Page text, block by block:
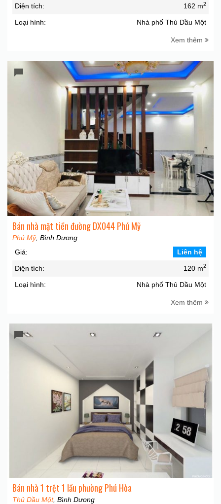
Diện tích: 162 m2
Loại hình: Nhà phố Thủ Dầu Một
Xem thêm
Bán nhà mặt tiền đường DX044 Phú Mỹ
Phú Mỹ, Bình Dương
Giá:
Liên hệ
Diện tích: 120 m2
Loại hình: Nhà phố Thủ Dầu Một
Xem thêm
Bán nhà 1 trệt 1 lầu phường Phú Hòa
Thủ Dầu Một, Bình Dương